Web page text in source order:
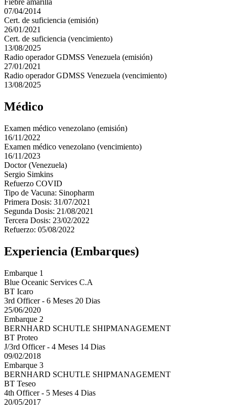
Fiebre amarilla
07/04/2014
Cert. de suficiencia (emisión)
26/01/2021
Cert. de suficiencia (vencimiento)
13/08/2025
Radio operador GDMSS Venezuela (emisión)
27/01/2021
Radio operador GDMSS Venezuela (vencimiento)
13/08/2025
Médico
Examen médico venezolano (emisión)
16/11/2022
Examen médico venezolano (vencimiento)
16/11/2023
Doctor (Venezuela)
Sergio Simkins
Refuerzo COVID
Tipo de Vacuna: Sinopharm
Primera Dosis: 31/07/2021
Segunda Dosis: 21/08/2021
Tercera Dosis: 23/02/2022
Refuerzo: 05/08/2022
Experiencia (Embarques)
Embarque 1
Blue Oceanic Services C.A
BT Icaro
3rd Officer - 6 Meses 20 Dias
25/06/2020
Embarque 2
BERNHARD SCHUTLE SHIPMANAGEMENT
BT Proteo
J/3rd Officer - 4 Meses 14 Dias
09/02/2018
Embarque 3
BERNHARD SCHUTLE SHIPMANAGEMENT
BT Teseo
4th Officer - 5 Meses 4 Dias
20/05/2017